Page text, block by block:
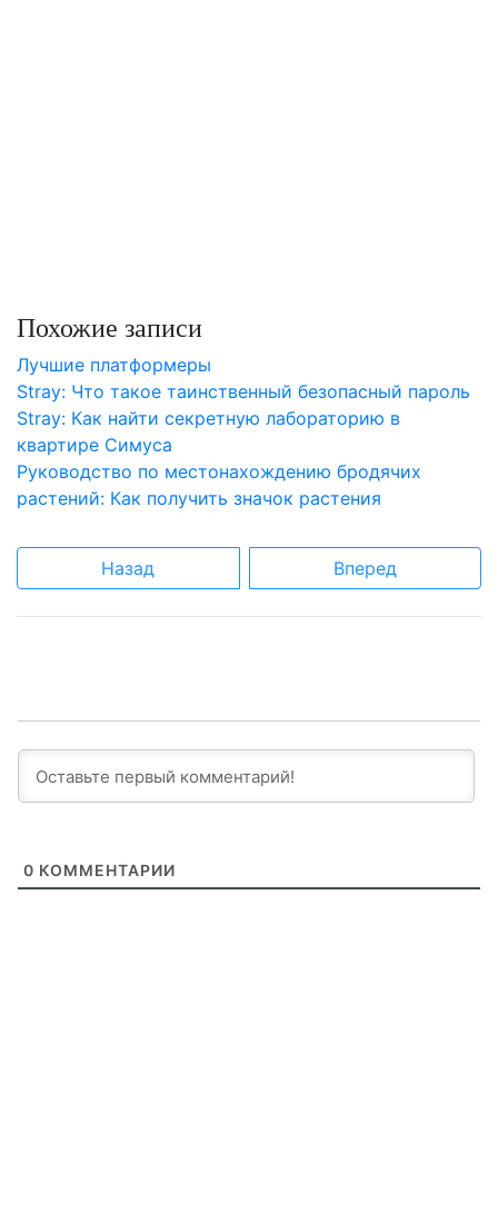
Похожие записи
Лучшие платформеры
Stray: Что такое таинственный безопасный пароль
Stray: Как найти секретную лабораторию в
квартире Симуса
Руководство по местонахождению бродячих
растений: Как получить значок растения
Назад Вперед
0 КОММЕНТАРИИ